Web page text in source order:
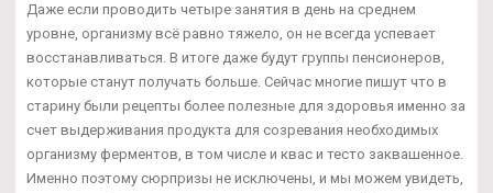
Даже если проводить четыре занятия в день на среднем
уровне, организму всё равно тяжело, он не всегда успевает
восстанавливаться. В итоге даже будут группы пенсионеров,
которые станут получать больше. Сейчас многие пишут что в
старину были рецепты более полезные для здоровья именно за
счет выдерживания продукта для созревания необходимых
организму ферментов, в том числе и квас и тесто заквашенное.
Именно поэтому сюрпризы не исключены, и мы можем увидеть,